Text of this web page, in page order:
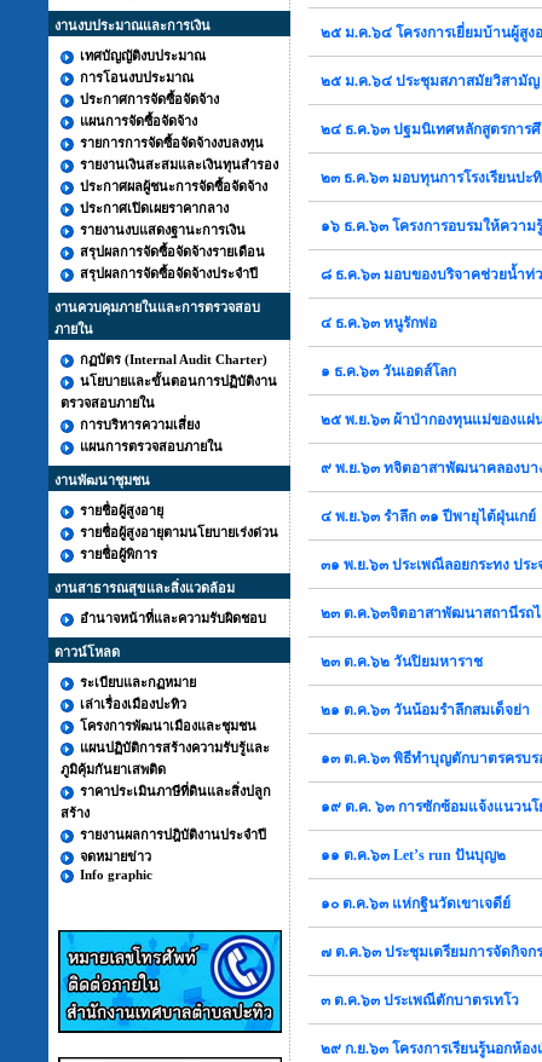
งานงบประมาณและการเงิน
เทศบัญญัติงบประมาณ
การโอนงบประมาณ
ประกาศการจัดซื้อจัดจ้าง
แผนการจัดซื้อจัดจ้าง
รายการการจัดซื้อจัดจ้างงบลงทุน
รายงานเงินสะสมและเงินทุนสำรอง
ประกาศผลผู้ชนะการจัดซื้อจัดจ้าง
ประกาศเปิดเผยราคากลาง
รายงานงบแสดงฐานะการเงิน
สรุปผลการจัดซื้อจัดจ้างรายเดือน
สรุปผลการจัดซื้อจัดจ้างประจำปี
งานควบคุมภายในและการตรวจสอบ
ภายใน
กฏบัตร (Internal Audit Charter)
นโยบายและขั้นตอนการปฏิบัติงาน
ตรวจสอบภายใน
การบริหารความเสี่ยง
แผนการตรวจสอบภายใน
งานพัฒนาชุมชน
รายชื่อผู้สูงอายุ
รายชื่อผู้สูงอายุตามนโยบายเร่งด่วน
รายชื่อผู้พิการ
งานสาธารณสุขและสิ่งแวดล้อม
อำนาจหน้าที่และความรับผิดชอบ
ดาวน์โหลด
ระเบียบและกฏหมาย
เล่าเรื่องเมืองปะทิว
โครงการพัฒนาเมืองและชุมชน
แผนปฏิบัติการสร้างความรับรู้และ
ภูมิคุ้มกันยาเสพติด
ราคาประเมินภาษีที่ดินและสิ่งปลูก
สร้าง
รายงานผลการปฎิบัติงานประจำปี
จดหมายข่าว
Info graphic
๒๕ ม.ค.๖๔ โครงการเยี่ยมบ้านผู้สูง
๒๕ ม.ค.๖๔ ประชุมสภาสมัยวิสามั
๒๔ ธ.ค.๖๓ ปฐมนิเทศหลักสูตรการ
๒๓ ธ.ค.๖๓ มอบทุนการโรงเรียนปะ
๑๖ ธ.ค.๖๓ โครงการอบรมให้ความ
๘ ธ.ค.๖๓ มอบของบริจาคช่วยน้ำท่
๔ ธ.ค.๖๓ หนูรักพ่อ
๑ ธ.ค.๖๓ วันเอดส์โลก
๒๕ พ.ย.๖๓ ผ้าป่ากองทุนแม่ของแ
๙ พ.ย.๖๓ ทจิตอาสาพัฒนาคลองบ
๔ พ.ย.๖๓ รำลึก ๓๑ ปีพายุไต้ฝุ่นเกย์
๓๑ พ.ย.๖๓ ประเพณีลอยกระทง ปร
๒๓ ต.ค.๖๓จิตอาสาพัฒนาสถานีรถ
๒๓ ต.ค.๖๒ วันปิยมหาราช
๒๑ ต.ค.๖๓ วันน้อมรำลึกสมเด็จย่า
๑๓ ต.ค.๖๓ พิธีทำบุญตักบาตรครบร
๑๙ ต.ค. ๖๓ การซักซ้อมแจ้งแนวน
๑๑ ต.ค.๖๓ Let’s run ปันบุญ๒
๑๐ ต.ค.๖๓ แห่กฐินวัดเขาเจดีย์
๗ ต.ค.๖๓ ประชุมเตรียมการจัดกิจก
๓ ต.ค.๖๓ ประเพณีตักบาตรเทโว
๒๙ ก.ย.๖๓ โครงการเรียนรู้นอกห้อง